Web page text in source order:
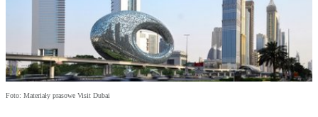
Foto: Materiały prasowe Visit Dubai